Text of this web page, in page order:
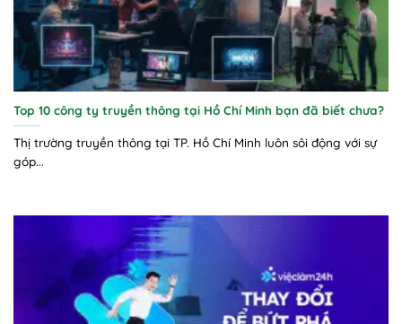
Top 10 công ty truyền thông tại Hồ Chí Minh bạn đã biết chưa?
Thị trường truyền thông tại TP. Hồ Chí Minh luôn sôi động với sự
góp...